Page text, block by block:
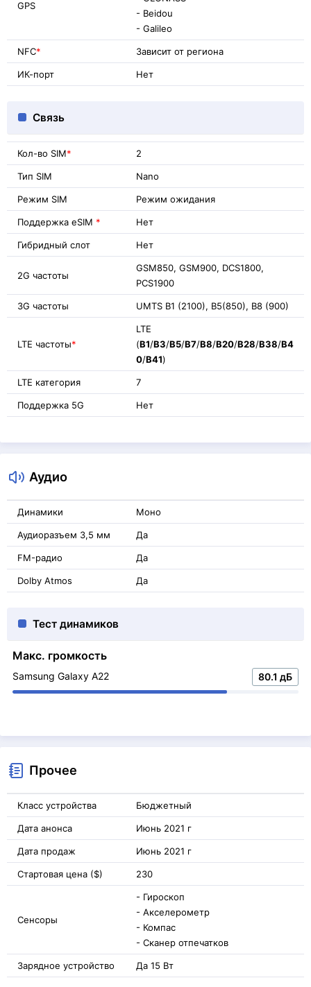
GPS
- Beidou
- Galileo
NFC* Зависит от региона
ИК-порт Нет
Связь
Кол-во SIM* 2
Тип SIM Nano
Режим SIM Режим ожидания
Поддержка eSIM * Нет
Гибридный слот Нет
2G частоты
GSM850, GSM900, DCS1800,
PCS1900
3G частоты UMTS B1 (2100), B5(850), B8 (900)
LTE частоты*
LTE
(B1/B3/B5/B7/B8/B20/B28/B38/B4
0/B41)
LTE категория 7
Поддержка 5G Нет
Аудио
Динамики Моно
Аудиоразъем 3,5 мм Да
FM-радио Да
Dolby Atmos Да
Тест динамиков
Макс. громкость
Samsung Galaxy A22 80.1 дБ
Прочее
Класс устройства Бюджетный
Дата анонса Июнь 2021 г
Дата продаж Июнь 2021 г
Стартовая цена ($) 230
Сенсоры
- Гироскоп
- Акселерометр
- Компас
- Сканер отпечатков
Зарядное устройство Да 15 Вт